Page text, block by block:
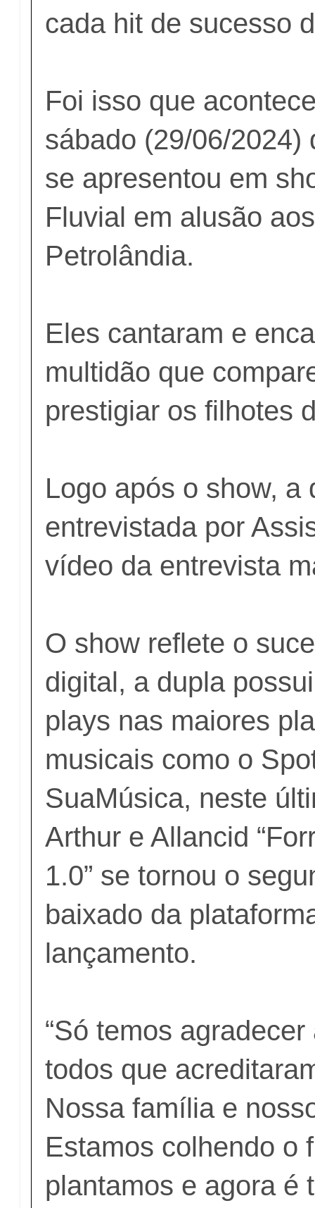
cada hit de sucesso
Foi isso que
sábado (29/06/2024)
se apresentou em
Fluvial em alusão
Petrolândia.
Eles cantaram e
multidão que
prestigiar os filhotes
Logo após o show, a
entrevistada por
vídeo da entrevista
O show reflete o
digital, a dupla
plays nas maiores
musicais como o
SuaMúsica, neste
Arthur e Allancid
1.0” se tornou o
baixado da
lançamento.
“Só temos
todos que
Nossa família e
Estamos colhendo o
plantamos e agora é